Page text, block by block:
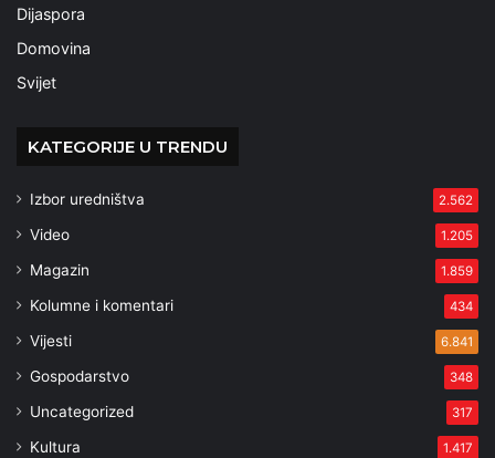
Dijaspora
Domovina
Svijet
KATEGORIJE U TRENDU
Izbor uredništva 2.562
Video 1.205
Magazin 1.859
Kolumne i komentari 434
Vijesti 6.841
Gospodarstvo 348
Uncategorized 317
Kultura 1.417